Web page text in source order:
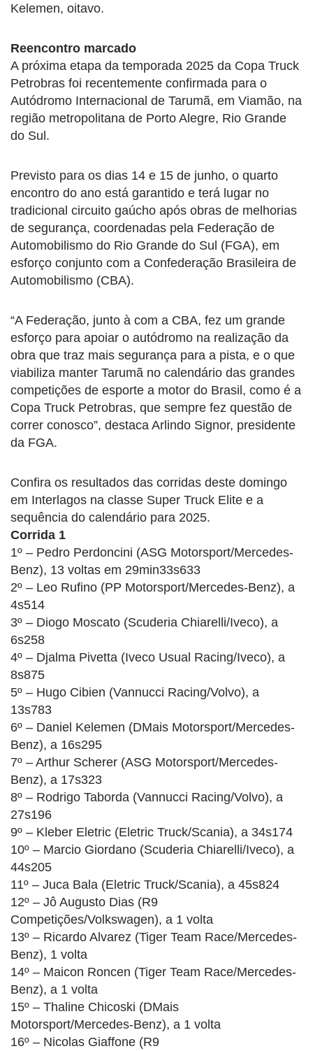
Kelemen, oitavo.
Reencontro marcado
A próxima etapa da temporada 2025 da Copa Truck
Petrobras foi recentemente confirmada para o
Autódromo Internacional de Tarumã, em Viamão, na
região metropolitana de Porto Alegre, Rio Grande
do Sul.
Previsto para os dias 14 e 15 de junho, o quarto
encontro do ano está garantido e terá lugar no
tradicional circuito gaúcho após obras de melhorias
de segurança, coordenadas pela Federação de
Automobilismo do Rio Grande do Sul (FGA), em
esforço conjunto com a Confederação Brasileira de
Automobilismo (CBA).
“A Federação, junto à com a CBA, fez um grande
esforço para apoiar o autódromo na realização da
obra que traz mais segurança para a pista, e o que
viabiliza manter Tarumã no calendário das grandes
competições de esporte a motor do Brasil, como é a
Copa Truck Petrobras, que sempre fez questão de
correr conosco”, destaca Arlindo Signor, presidente
da FGA.
Confira os resultados das corridas deste domingo
em Interlagos na classe Super Truck Elite e a
sequência do calendário para 2025.
Corrida 1
1º – Pedro Perdoncini (ASG Motorsport/Mercedes-
Benz), 13 voltas em 29min33s633
2º – Leo Rufino (PP Motorsport/Mercedes-Benz), a
4s514
3º – Diogo Moscato (Scuderia Chiarelli/Iveco), a
6s258
4º – Djalma Pivetta (Iveco Usual Racing/Iveco), a
8s875
5º – Hugo Cibien (Vannucci Racing/Volvo), a
13s783
6º – Daniel Kelemen (DMais Motorsport/Mercedes-
Benz), a 16s295
7º – Arthur Scherer (ASG Motorsport/Mercedes-
Benz), a 17s323
8º – Rodrigo Taborda (Vannucci Racing/Volvo), a
27s196
9º – Kleber Eletric (Eletric Truck/Scania), a 34s174
10º – Marcio Giordano (Scuderia Chiarelli/Iveco), a
44s205
11º – Juca Bala (Eletric Truck/Scania), a 45s824
12º – Jô Augusto Dias (R9
Competições/Volkswagen), a 1 volta
13º – Ricardo Alvarez (Tiger Team Race/Mercedes-
Benz), 1 volta
14º – Maicon Roncen (Tiger Team Race/Mercedes-
Benz), a 1 volta
15º – Thaline Chicoski (DMais
Motorsport/Mercedes-Benz), a 1 volta
16º – Nicolas Giaffone (R9